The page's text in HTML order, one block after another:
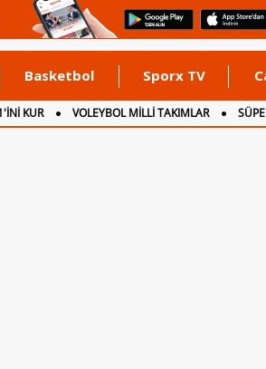
Basketbol Sporx TV
KUR VOLEYBOL MİLLİ TAKIMLAR